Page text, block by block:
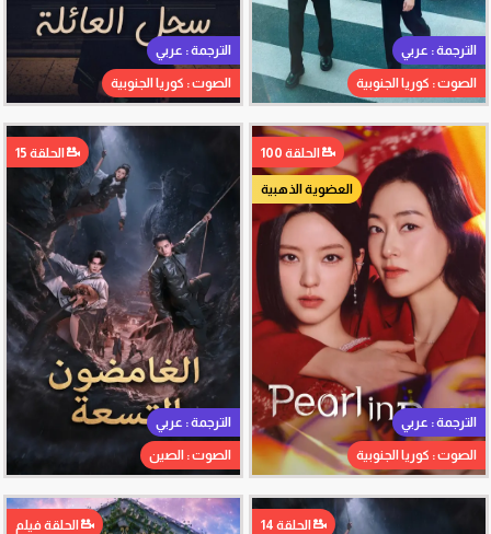
الترجمة : عربي
الصوت : كوريا الجنوبية
الترجمة : عربي
الصوت : كوريا الجنوبية
العضوية الذهبية
الترجمة : عربي
الصوت : كوريا الجنوبية
الحلقة 100
الترجمة : عربي
الصوت : الصين
الحلقة 15
الحلقة 14 الحلقة فيلم